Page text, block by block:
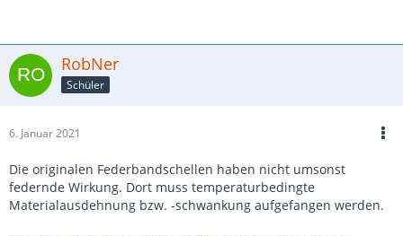
RobNer
Schüler
6. Januar 2021
Die originalen Federbandschellen haben nicht umsonst
federnde Wirkung. Dort muss temperaturbedingte
Materialausdehnung bzw. -schwankung aufgefangen werden.